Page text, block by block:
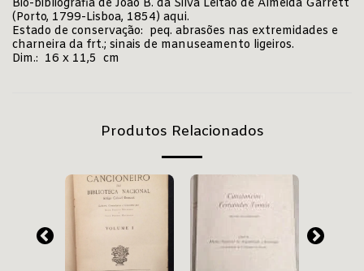
Bio-bibliografia de João B. da Silva Leitão de Almeida Garrett
(Porto, 1799-Lisboa, 1854) aqui.
Estado de conservação: peq. abrasões nas extremidades e
charneira da frt.; sinais de manuseamento ligeiros.
Dim.: 16 x 11,5 cm
Produtos Relacionados